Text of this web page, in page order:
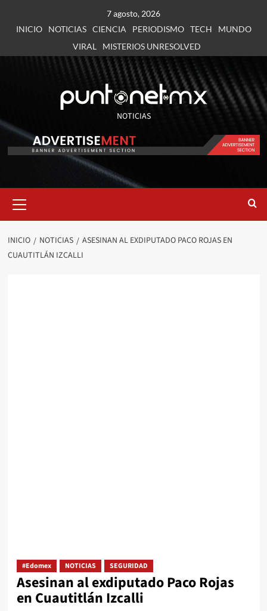
7 agosto, 2026
INICIO
NOTICIAS CIENCIA PERIODISMO TECH
MUNDO
VIRAL
MISTERIOS UNRESOLVED
NOTICIAS
INICIO NOTICIAS
ASESINAN AL EXDIPUTADO PACO ROJAS EN
CUAUTITLÁN IZCALLI
#Edomex NOTICIAS SEGURIDAD
Asesinan al exdiputado Paco Rojas
en Cuautitlán Izcalli